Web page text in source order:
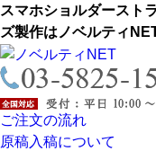
スマホショルダースト
ズ製作はノベルティ
ご注文の流れ
原稿入稿について